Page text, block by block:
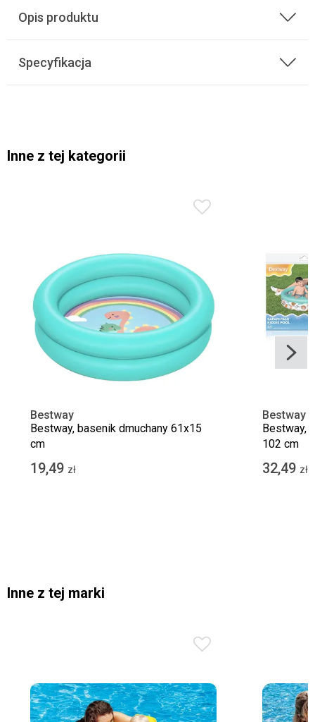
Opis produktu
Specyfikacja
Inne z tej kategorii
Bestway
Bestway, basenik dmuchany 61x15
cm
19,49 zł
Bestway
Bestway,
102 cm
32,49 zł
Inne z tej marki